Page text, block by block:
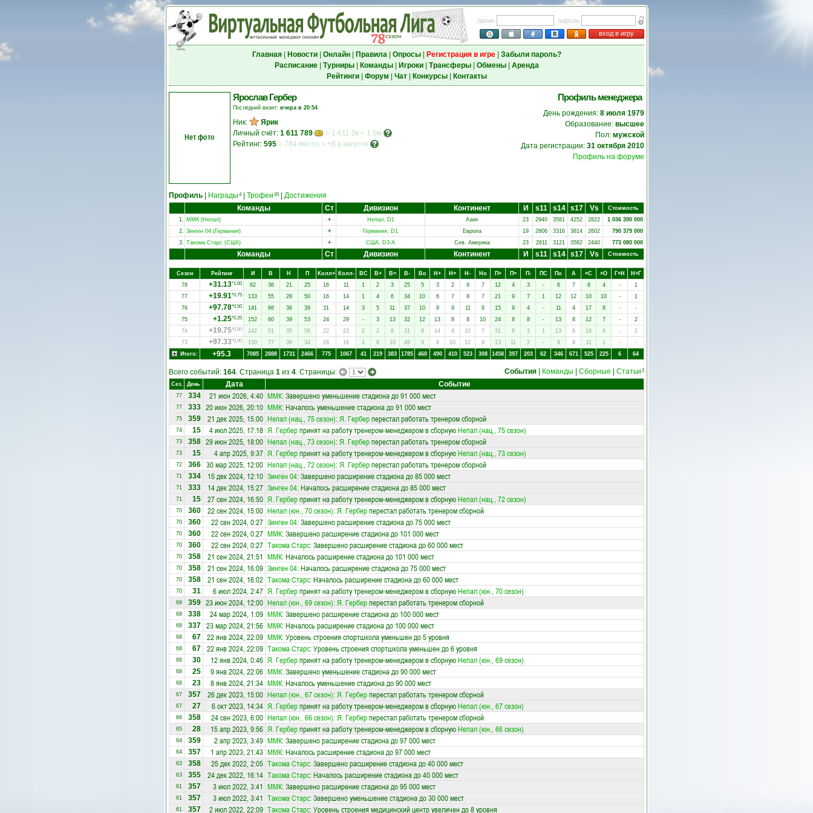
логин
пароль
вход в игру
Главная| Новости| Онлайн| Правила| Опросы| Регистрация в игре| Забыли пароль?
Расписание| Турниры| Команды| Игроки| Трансферы| Обмены| Аренда
Рейтинги| Форум Чат| Конкурсы| Контакты
Нет фото
Ярослав Гербер
Последний визит: вчера в 20:54
Ник:
Ярик
Личный счёт: 1 611 789
= 1 611.0к = 1.0м
Рейтинг: 595 = 784 место = +8 в августе
Профиль менеджера
День рождения: 8 июля 1979
Образование: высшее
Пол: мужской
Дата регистрации: 31 октября 2010
Профиль на форуме
Профиль Награды 4| Трофеи 20| Достижения
Команды
Ст Дивизион Континент И s11 s14 s17 Vs
Стоимость
1. ММК (Непал) + Непал, D1 Азия 23 2940 3581 4252 2822
1 036 390 000
2. Зинген 04 (Германия) + Германия, D1 Европа 19 2806 3316 3814 2602
790 379 000
3. Такома Старс (США) + США, D3-A Сев. Америка 23 2611 3121 3582 2440 773 080 000
Команды Ст Дивизион Континент И s11 s14 s17 Vs Стоимость
Сезон Рейтинг И В Н П Колл+ Колл- ВC В+ В= В- Вo Н+ Н= Н- Нo П+ П= П- ПC Пo А ×C ×O Г×Н
Н×Г
78
+31.13*1.00 82 36 21 25 16 11 1 2 3 25 5 3 2 9 7 12 4 3 - 6 7 8 4 -
1
77
+19.91*0.75 133 55 28 50 16 14 1 4 6 34 10 6 7 8 7 21 9 7 1 12 12 10 10 -
1
76
+97.78*0.50 141 66 36 39 31 14 3 5 11 37 10 8 9 11 8 15 9 4 - 11 4 17 8 -
-
75
+1.25*0.25 152 60 39 53 24 29 - 3 13 32 12 13 8 8 10 24 8 8 - 13 8 12 7 -
2
74
+19.75*0.00 142 51 35 56 22 23 2 2 8 31 8 14 4 10 7 31 8 3 1 13 6 18 6 -
2
73
+97.33*0.00 150 77 39 34 26 16 1 8 10 49 9 8 10 12 9 13 11 2 - 8 8 11 1 -
-
Итого:
+95.3 7085 2888 1731 2466 775 1067 41 219 383 1785 460 490 410 523 308 1458 397 203 62 346 671 525 225 6 64
Всего событий: 164. Страница 1 из 4. Страницы: События Команды Сборные Статьи 2
Сез. День Дата Событие
77 334 21 июн 2026, 4:40 ММК: Завершено уменьшение стадиона до 91 000 мест
77 333 20 июн 2026, 20:10 ММК: Началось уменьшение стадиона до 91 000 мест
75 359 21 дек 2025, 15:00 Непал (нац., 75 сезон): Я. Герберперестал работать тренером сборной
74 15 4 июл 2025, 17:18 Я. Герберпринят на работу тренером-менеджером в сборнуюНепал (нац., 75 сезон)
73 358 29 июн 2025, 18:00 Непал (нац., 73 сезон): Я. Герберперестал работать тренером сборной
73 15 4 апр 2025, 9:37 Я. Герберпринят на работу тренером-менеджером в сборнуюНепал (нац., 73 сезон)
72 366 30 мар 2025, 12:00 Непал (нац., 72 сезон): Я. Герберперестал работать тренером сборной
71 334 15 дек 2024, 12:10 Зинген 04: Завершено расширение стадиона до 85 000 мест
71 333 14 дек 2024, 15:27 Зинген 04: Началось расширение стадиона до 85 000 мест
71 15 27 сен 2024, 16:50 Я. Герберпринят на работу тренером-менеджером в сборнуюНепал (нац., 72 сезон)
70 360 22 сен 2024, 15:00 Непал (юн., 70 сезон): Я. Герберперестал работать тренером сборной
70 360 22 сен 2024, 0:27 Зинген 04: Завершено расширение стадиона до 75 000 мест
70 360 22 сен 2024, 0:27 ММК: Завершено расширение стадиона до 101 000 мест
70 360 22 сен 2024, 0:27 Такома Старс: Завершено расширение стадиона до 60 000 мест
70 358 21 сен 2024, 21:51 ММК: Началось расширение стадиона до 101 000 мест
70 358 21 сен 2024, 16:09 Зинген 04: Началось расширение стадиона до 75 000 мест
70 358 21 сен 2024, 16:02 Такома Старс: Началось расширение стадиона до 60 000 мест
70 31 6 июл 2024, 2:47 Я. Герберпринят на работу тренером-менеджером в сборнуюНепал (юн., 70 сезон)
69 359 23 июн 2024, 12:00 Непал (юн., 69 сезон): Я. Герберперестал работать тренером сборной
68 338 24 мар 2024, 1:09 ММК: Завершено расширение стадиона до 100 000 мест
68 337 23 мар 2024, 21:56 ММК: Началось расширение стадиона до 100 000 мест
68 67 22 янв 2024, 22:09 ММК: Уровень строения спортшкола уменьшен до 5 уровня
68 67 22 янв 2024, 22:09 Такома Старс: Уровень строения спортшкола уменьшен до 6 уровня
68 30 12 янв 2024, 0:46 Я. Герберпринят на работу тренером-менеджером в сборнуюНепал (юн., 69 сезон)
68 25 9 янв 2024, 22:06 ММК: Завершено уменьшение стадиона до 90 000 мест
68 23 8 янв 2024, 21:34 ММК: Началось уменьшение стадиона до 90 000 мест
67 357 26 дек 2023, 15:00 Непал (юн., 67 сезон): Я. Герберперестал работать тренером сборной
67 27 6 окт 2023, 14:34 Я. Герберпринят на работу тренером-менеджером в сборнуюНепал (юн., 67 сезон)
66 358 24 сен 2023, 6:00 Непал (юн., 66 сезон): Я. Герберперестал работать тренером сборной
65 28 15 апр 2023, 9:56 Я. Герберпринят на работу тренером-менеджером в сборнуюНепал (юн., 66 сезон)
64 359 2 апр 2023, 3:49 ММК: Завершено расширение стадиона до 97 000 мест
64 357 1 апр 2023, 21:43 ММК: Началось расширение стадиона до 97 000 мест
63 358 25 дек 2022, 2:05 Такома Старс: Завершено расширение стадиона до 40 000 мест
63 355 24 дек 2022, 16:14 Такома Старс: Началось расширение стадиона до 40 000 мест
61 357 3 июл 2022, 3:41 ММК: Завершено расширение стадиона до 95 000 мест
61 357 3 июл 2022, 3:41 Такома Старс: Завершено уменьшение стадиона до 30 000 мест
61 357 2 июл 2022, 22:09 Такома Старс: Уровень строения медицинский центр увеличен до 8 уровня